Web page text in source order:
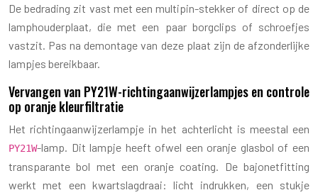
De bedrading zit vast met een multipin-stekker of direct op de
lamphouderplaat, die met een paar borgclips of schroefjes
vastzit. Pas na demontage van deze plaat zijn de afzonderlijke
lampjes bereikbaar.
Vervangen van PY21W-richtingaanwijzerlampjes en controle
op oranje kleurfiltratie
Het richtingaanwijzerlampje in het achterlicht is meestal een
PY21W-lamp. Dit lampje heeft ofwel een oranje glasbol of een
transparante bol met een oranje coating. De bajonetfitting
werkt met een kwartslagdraai: licht indrukken, een stukje